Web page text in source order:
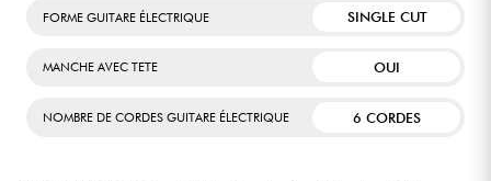
FORME GUITARE ÉLECTRIQUE SINGLE CUT
MANCHE AVEC TETE OUI
NOMBRE DE CORDES GUITARE ÉLECTRIQUE 6 CORDES